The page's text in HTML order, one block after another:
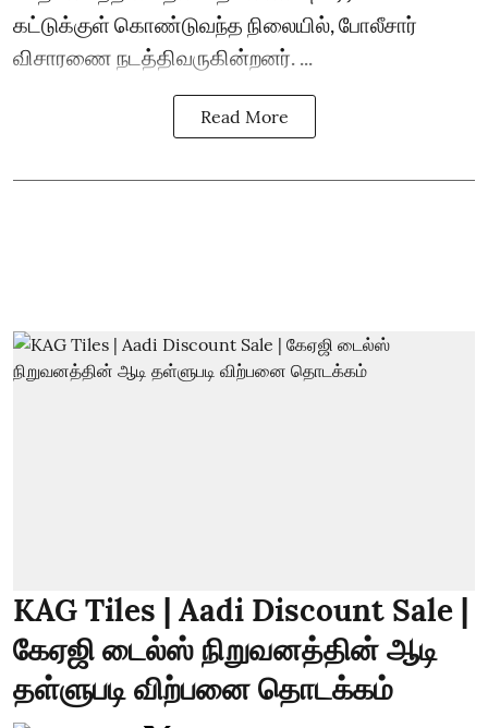
கட்டுக்குள் கொண்டுவந்த நிலையில், போலீசார்
விசாரணை நடத்திவருகின்றனர். ...
Read More
KAG Tiles | Aadi Discount Sale |
கேஏஜி டைல்ஸ் நிறுவனத்தின் ஆடி
தள்ளுபடி விற்பனை தொடக்கம்